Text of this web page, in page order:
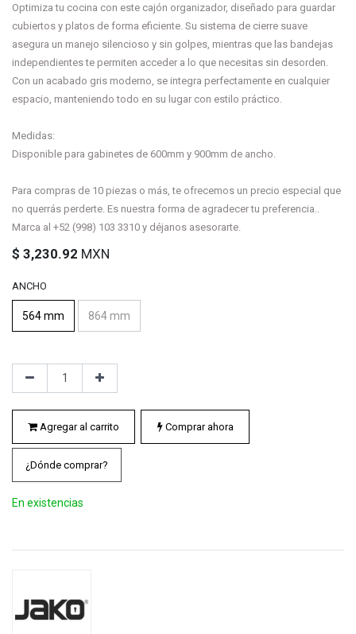
Optimiza tu cocina con este cajón organizador, diseñado para guardar
cubiertos y platos de forma eficiente. Su sistema de cierre suave
asegura un manejo silencioso y sin golpes, mientras que las bandejas
independientes te permiten acceder a lo que necesitas sin desorden.
Con un acabado gris moderno, se integra perfectamente en cualquier
espacio, manteniendo todo en su lugar con estilo práctico.
Medidas:
Disponible para gabinetes de 600mm y 900mm de ancho.
Para compras de 10 piezas o más, te ofrecemos un precio especial que
no querrás perderte. Es nuestra forma de agradecer tu preferencia..
Marca al +52 (998) 103 3310 y déjanos asesorarte.
$ 3,230.92 MXN
ANCHO
564 mm 864 mm
Agregar al carrito Comprar ahora
¿Dónde comprar?
En existencias